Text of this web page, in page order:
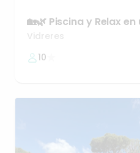
🏡🌿 Piscina y Relax en
Vidreres
10